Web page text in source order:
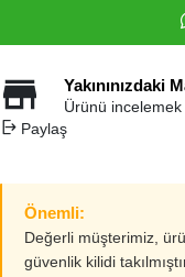
Yakınınızdaki
Ürünü incelemek
Paylaş
Önemli:
Değerli müşterimiz,
güvenlik kilidi